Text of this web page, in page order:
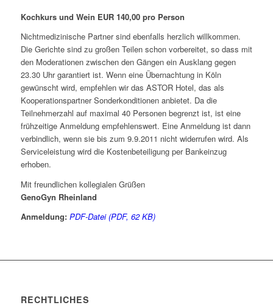
Kochkurs und Wein EUR 140,00 pro Person
Nichtmedizinische Partner sind ebenfalls herzlich willkommen.
Die Gerichte sind zu großen Teilen schon vorbereitet, so dass mit
den Moderationen zwischen den Gängen ein Ausklang gegen
23.30 Uhr garantiert ist. Wenn eine Übernachtung in Köln
gewünscht wird, empfehlen wir das ASTOR Hotel, das als
Kooperationspartner Sonderkonditionen anbietet. Da die
Teilnehmerzahl auf maximal 40 Personen begrenzt ist, ist eine
frühzeitige Anmeldung empfehlenswert. Eine Anmeldung ist dann
verbindlich, wenn sie bis zum 9.9.2011 nicht widerrufen wird. Als
Serviceleistung wird die Kostenbeteiligung per Bankeinzug
erhoben.
Mit freundlichen kollegialen Grüßen
GenoGyn Rheinland
Anmeldung: PDF-Datei (PDF, 62 KB)
RECHTLICHES